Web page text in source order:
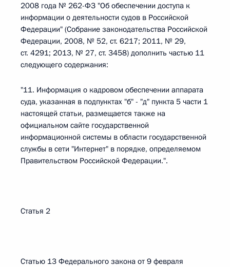
2008 года № 262-ФЗ "Об обеспечении доступа к
информации о деятельности судов в Российской
Федерации" (Собрание законодательства Российской
Федерации, 2008, № 52, ст. 6217; 2011, № 29,
ст. 4291; 2013, № 27, ст. 3458) дополнить частью 11
следующего содержания:
"11. Информация о кадровом обеспечении аппарата
суда, указанная в подпунктах "б" - "д" пункта 5 части 1
настоящей статьи, размещается также на
официальном сайте государственной
информационной системы в области государственной
службы в сети "Интернет" в порядке, определяемом
Правительством Российской Федерации.".
Статья 2
Статью 13 Федерального закона от 9 февраля